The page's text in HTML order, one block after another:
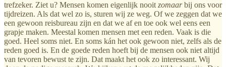
trefzeker. Ziet u? Mensen komen eigenlijk nooit zomaarbij ons voor
tijdreizen. Als dat wel zo is, sturen wij ze weg. Of we zeggen dat we
een gewoon reisbureau zijn en dat we af en toe ook wel eens een
grapje maken. Meestal komen mensen met een reden. Vaak is die
goed. Heel soms niet. En soms kán het ook gewoon niet, zelfs als de
reden goed is. En de goede reden hoeft bij de mensen ook niet altijd
van tevoren bewust te zijn. Dat maakt het ook zo interessant. Wij